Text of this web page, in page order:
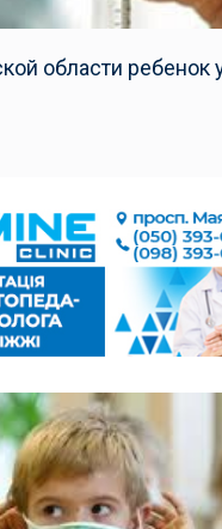
области ребенок